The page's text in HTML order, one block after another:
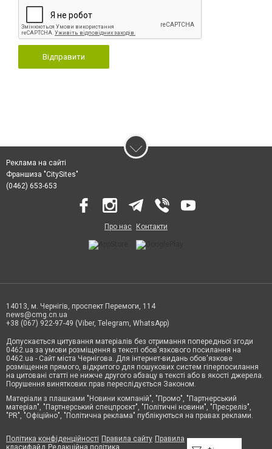
Відправити
Реклама на сайті
Франшиза "CitySites"
(0462) 653-653
Про нас Контакти
14013, м. Чернігів, проспект Перемоги, 114
news@cmg.cn.ua
+38 (067) 922-97-49 (Viber, Telegram, WhatsApp)
Допускається цитування матеріалів без отримання попередньої згоди
0462.ua за умови розміщення в тексті обов'язкового посилання на
0462.ua - Сайт міста Чернігова. Для інтернет-видань обов'язкове
розміщення прямого, відкритого для пошукових систем гіперпосилання
на цитовані статті не нижче другого абзацу в тексті або в якості джерела.
Порушення виняткових прав переслідується Законом.
Матеріали з плашками "Новини компаній", "Промо", "Партнерський
матеріал", "Партнерський спецпроєкт", "Політичні новини", "Пресреліз",
"PR", "Офіційно", "Політична реклама" публікуються на правах реклами.
Політика конфіденційності Правила сайту Правила
класифайд Редакційна політика